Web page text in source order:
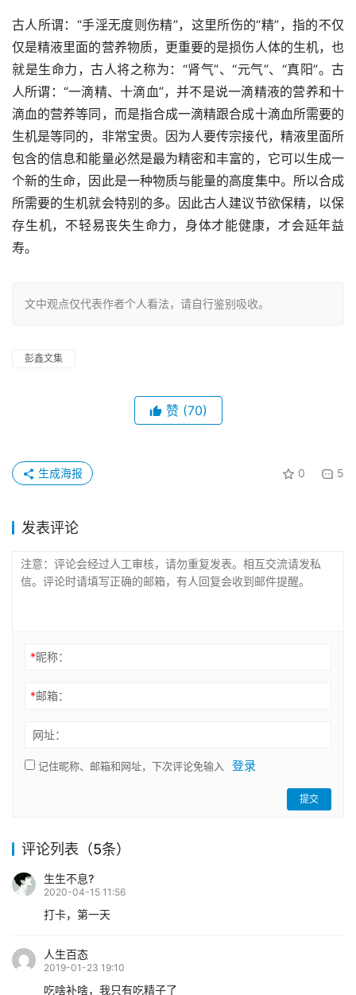
古人所谓：“手淫无度则伤精”，这里所伤的“精”，指的不仅
仅是精液里面的营养物质，更重要的是损伤人体的生机，也
就是生命力，古人将之称为：“肾气”、“元气”、“真阳”。古
人所谓：“一滴精、十滴血”，并不是说一滴精液的营养和十
滴血的营养等同，而是指合成一滴精跟合成十滴血所需要的
生机是等同的，非常宝贵。因为人要传宗接代，精液里面所
包含的信息和能量必然是最为精密和丰富的，它可以生成一
个新的生命，因此是一种物质与能量的高度集中。所以合成
所需要的生机就会特别的多。因此古人建议节欲保精，以保
存生机，不轻易丧失生命力，身体才能健康，才会延年益
寿。
文中观点仅代表作者个人看法，请自行鉴别吸收。
彭鑫文集
赞 (70)
0 5
生成海报
发表评论
*昵称：
*邮箱：
网址：
记住昵称、邮箱和网址，下次评论免输入 登录
提交
评论列表（5条）
生生不息?
2020-04-15 11:56
打卡，第一天
人生百态
2019-01-23 19:10
吃啥补啥，我只有吃精子了